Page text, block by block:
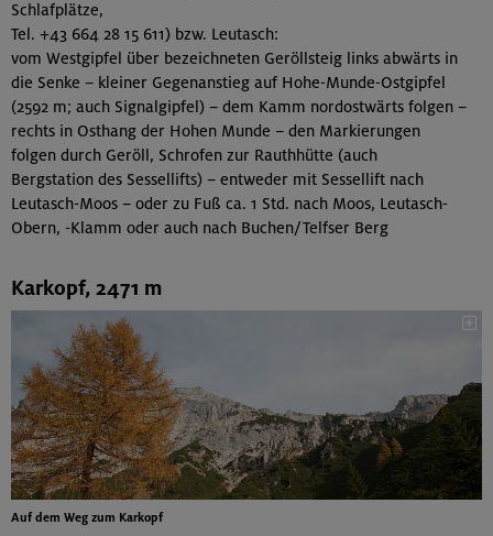
Schlafplätze,
Tel. +43 664 28 15 611) bzw. Leutasch:
vom Westgipfel über bezeichneten Geröllsteig links abwärts in
die Senke – kleiner Gegenanstieg auf Hohe-Munde-Ostgipfel
(2592 m; auch Signalgipfel) – dem Kamm nordostwärts folgen –
rechts in Osthang der Hohen Munde – den Markierungen
folgen durch Geröll, Schrofen zur Rauthhütte (auch
Bergstation des Sessellifts) – entweder mit Sessellift nach
Leutasch-Moos – oder zu Fuß ca. 1 Std. nach Moos, Leutasch-
Obern, -Klamm oder auch nach Buchen/Telfser Berg
Karkopf, 2471 m
Auf dem Weg zum Karkopf